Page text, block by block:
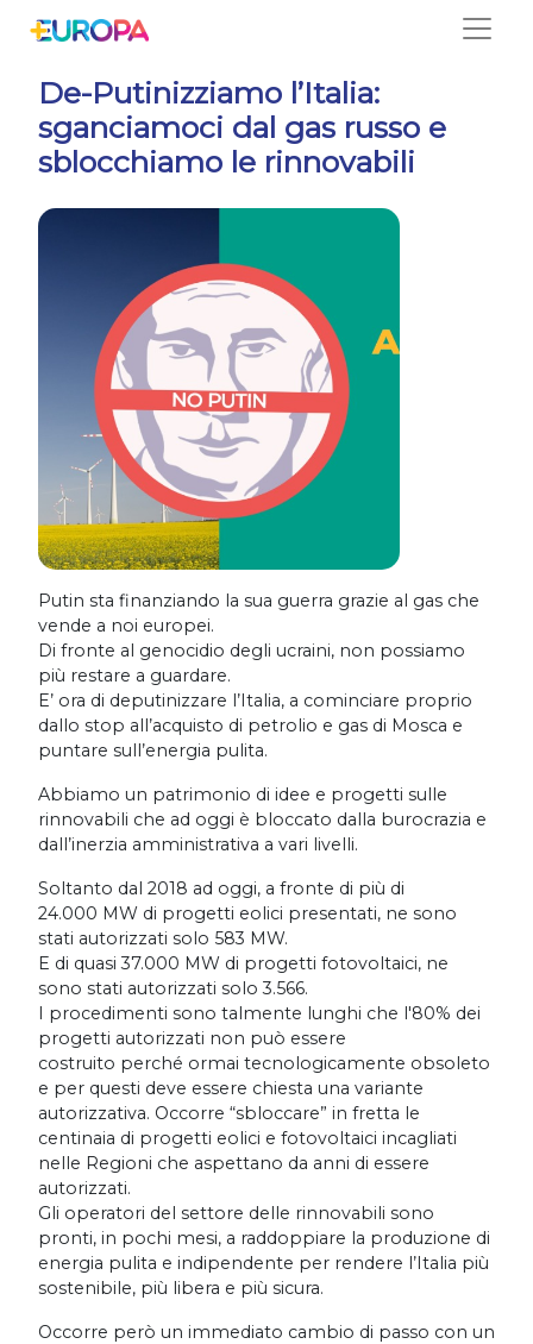
De-Putinizziamo l’Italia:
sganciamoci dal gas russo e
sblocchiamo le rinnovabili
Putin sta finanziando la sua guerra grazie al gas che
vende a noi europei.
Di fronte al genocidio degli ucraini, non possiamo
più restare a guardare.
E’ ora di deputinizzare l’Italia, a cominciare proprio
dallo stop all’acquisto di petrolio e gas di Mosca e
puntare sull’energia pulita.
Abbiamo un patrimonio di idee e progetti sulle
rinnovabili che ad oggi è bloccato dalla burocrazia e
dall’inerzia amministrativa a vari livelli.
Soltanto dal 2018 ad oggi, a fronte di più di
24.000 MW di progetti eolici presentati, ne sono
stati autorizzati solo 583 MW.
E di quasi 37.000 MW di progetti fotovoltaici, ne
sono stati autorizzati solo 3.566.
I procedimenti sono talmente lunghi che l'80% dei
progetti autorizzati non può essere
costruito perché ormai tecnologicamente obsoleto
e per questi deve essere chiesta una variante
autorizzativa. Occorre “sbloccare” in fretta le
centinaia di progetti eolici e fotovoltaici incagliati
nelle Regioni che aspettano da anni di essere
autorizzati.
Gli operatori del settore delle rinnovabili sono
pronti, in pochi mesi, a raddoppiare la produzione di
energia pulita e indipendente per rendere l’Italia più
sostenibile, più libera e più sicura.
Occorre però un immediato cambio di passo con un